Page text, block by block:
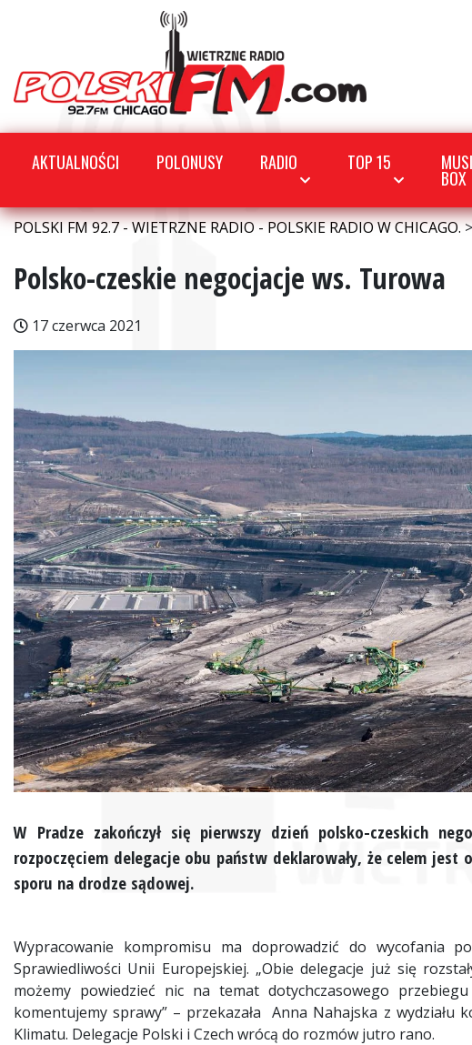
AKTUALNOŚCI POLONUSY RADIO TOP 15
BOX
POLSKI FM 92.7 - WIETRZNE RADIO - POLSKIE RADIO W CHICAGO.
Polsko-czeskie negocjacje ws. Turowa
17 czerwca 2021
W Pradze zakończył się pierwszy dzień polsko-czeskich
rozpoczęciem delegacje obu państw deklarowały, że celem
sporu na drodze sądowej.
Wypracowanie kompromisu ma doprowadzić do wycofania
Sprawiedliwości Unii Europejskiej. „Obie delegacje już się
możemy powiedzieć nic na temat dotychczasowego
komentujemy sprawy” – przekazała Anna Nahajska z wydziału
Klimatu. Delegacje Polski i Czech wrócą do rozmów jutro rano.